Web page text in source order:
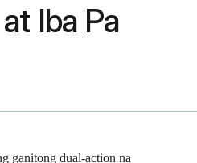
Iba Pa
ganitong dual-action na